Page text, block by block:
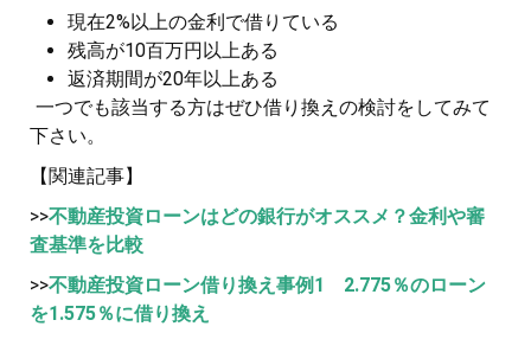
現在2%以上の金利で借りている
残高が10百万円以上ある
返済期間が20年以上ある
一つでも該当する方はぜひ借り換えの検討をしてみて
下さい。
【関連記事】
>>不動産投資ローンはどの銀行がオススメ？金利や審
査基準を比較
>>不動産投資ローン借り換え事例1 2.775％のローン
を1.575％に借り換え